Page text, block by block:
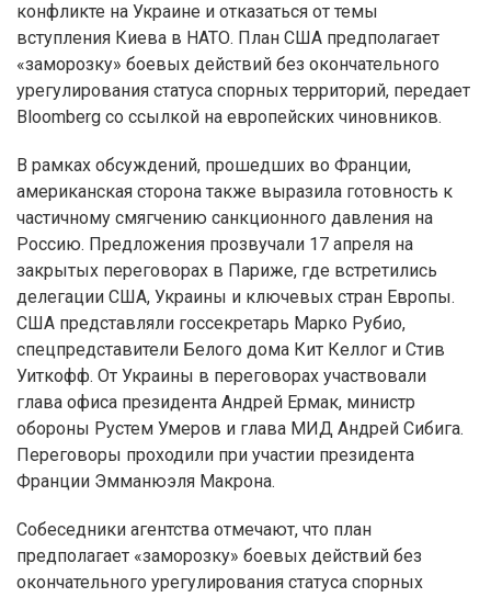
конфликте на Украине и отказаться от темы
вступления Киева в НАТО. План США предполагает
«заморозку» боевых действий без окончательного
урегулирования статуса спорных территорий, передает
Bloomberg со ссылкой на европейских чиновников.
В рамках обсуждений, прошедших во Франции,
американская сторона также выразила готовность к
частичному смягчению санкционного давления на
Россию. Предложения прозвучали 17 апреля на
закрытых переговорах в Париже, где встретились
делегации США, Украины и ключевых стран Европы.
США представляли госсекретарь Марко Рубио,
спецпредставители Белого дома Кит Келлог и Стив
Уиткофф. От Украины в переговорах участвовали
глава офиса президента Андрей Ермак, министр
обороны Рустем Умеров и глава МИД Андрей Сибига.
Переговоры проходили при участии президента
Франции Эмманюэля Макрона.
Собеседники агентства отмечают, что план
предполагает «заморозку» боевых действий без
окончательного урегулирования статуса спорных